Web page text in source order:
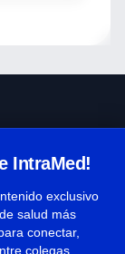
IntraMed!
exclusivo
salud más
conectar,
colegas.